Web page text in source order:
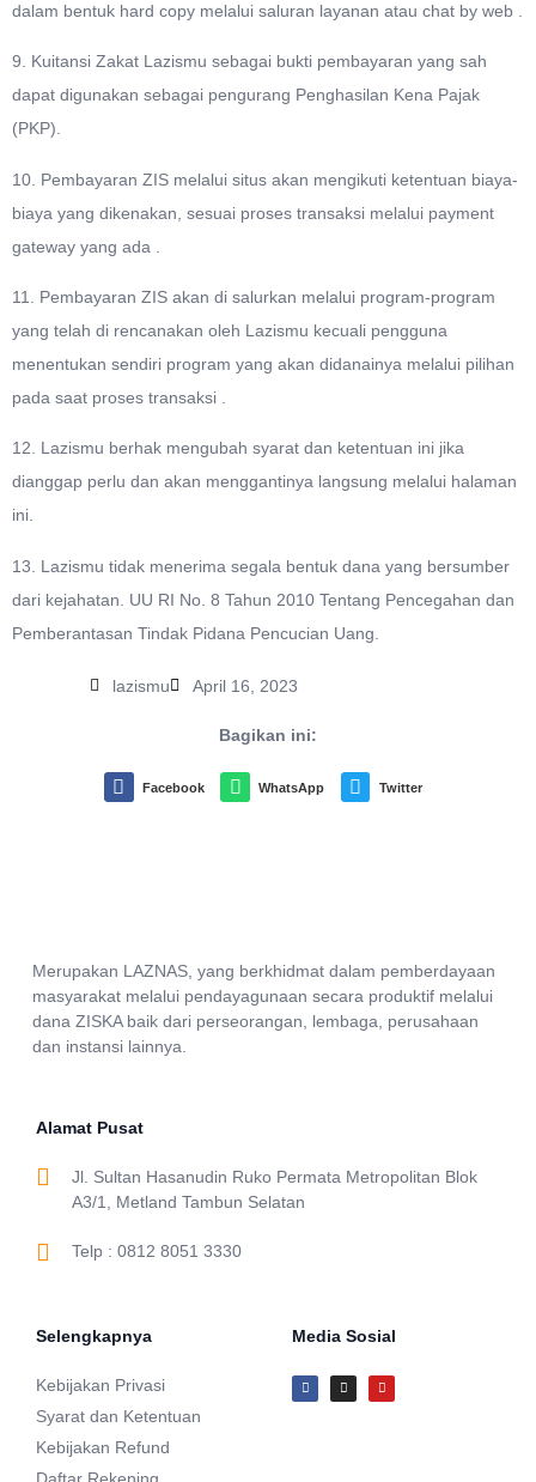
dalam bentuk hard copy melalui saluran layanan atau chat by web .
9. Kuitansi Zakat Lazismu sebagai bukti pembayaran yang sah
dapat digunakan sebagai pengurang Penghasilan Kena Pajak
(PKP).
10. Pembayaran ZIS melalui situs akan mengikuti ketentuan biaya-
biaya yang dikenakan, sesuai proses transaksi melalui payment
gateway yang ada .
11. Pembayaran ZIS akan di salurkan melalui program-program
yang telah di rencanakan oleh Lazismu kecuali pengguna
menentukan sendiri program yang akan didanainya melalui pilihan
pada saat proses transaksi .
12. Lazismu berhak mengubah syarat dan ketentuan ini jika
dianggap perlu dan akan menggantinya langsung melalui halaman
ini.
13. Lazismu tidak menerima segala bentuk dana yang bersumber
dari kejahatan. UU RI No. 8 Tahun 2010 Tentang Pencegahan dan
Pemberantasan Tindak Pidana Pencucian Uang.
lazismu April 16, 2023
Bagikan ini:
Facebook WhatsApp Twitter
Merupakan LAZNAS, yang berkhidmat dalam pemberdayaan
masyarakat melalui pendayagunaan secara produktif melalui
dana ZISKA baik dari perseorangan, lembaga, perusahaan
dan instansi lainnya.
Alamat Pusat
Jl. Sultan Hasanudin Ruko Permata Metropolitan Blok
A3/1, Metland Tambun Selatan
Telp : 0812 8051 3330
Selengkapnya
Kebijakan Privasi
Syarat dan Ketentuan
Kebijakan Refund
Media Sosial